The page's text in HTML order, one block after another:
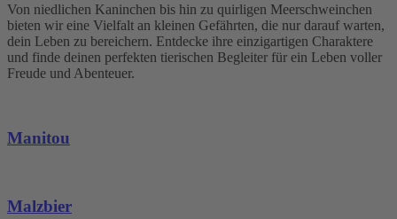
Von niedlichen Kaninchen bis hin zu quirligen Meerschweinchen
bieten wir eine Vielfalt an kleinen Gefährten, die nur darauf warten,
dein Leben zu bereichern. Entdecke ihre einzigartigen Charaktere
und finde deinen perfekten tierischen Begleiter für ein Leben voller
Freude und Abenteuer.
Manitou
Malzbier